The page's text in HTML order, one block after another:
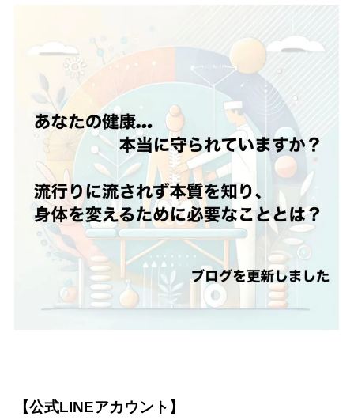
【公式LINEアカウント】